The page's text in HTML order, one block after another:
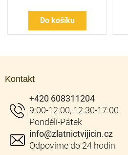
Do košíku
Kontakt
info@zlatnictvijicin.cz
+420 608311204